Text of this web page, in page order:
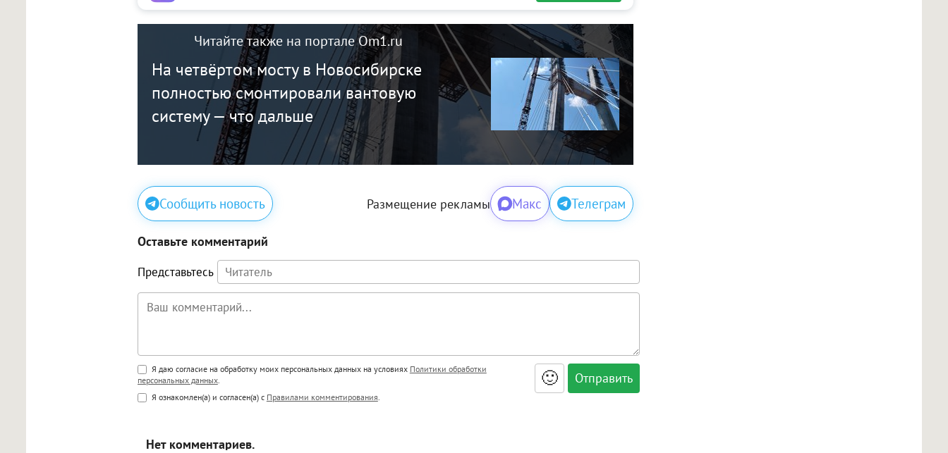
Читайте также на портале Om1.ru
На четвёртом мосту в Новосибирске
полностью смонтировали вантовую
систему — что дальше
Сообщить новость Размещение рекламы Макс Телеграм
Оставьте комментарий
Представьтесь
Поддержка HTML
<b>, <strong>, <u>, <i>, <em>, <s>, <big>, <small>, <sup>, <sub>, <pre>, <ul>, <ol>, <li>,
<blockquote>, <code> экранирует HTML, адреса URL автоматически становятся ссылками, и
Я даю согласие на обработку моих персональных данных на условиях Политики обработки
персональных данных.
Я ознакомлен(а) и согласен(а) с Правилами комментирования.
🙂
Нет комментариев.